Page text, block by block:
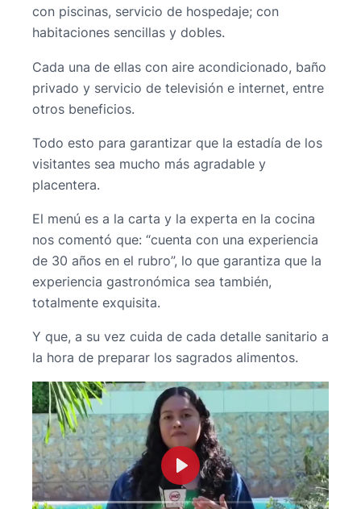
con piscinas, servicio de hospedaje; con
habitaciones sencillas y dobles.
Cada una de ellas con aire acondicionado, baño
privado y servicio de televisión e internet, entre
otros beneficios.
Todo esto para garantizar que la estadía de los
visitantes sea mucho más agradable y
placentera.
El menú es a la carta y la experta en la cocina
nos comentó que: “cuenta con una experiencia
de 30 años en el rubro”, lo que garantiza que la
experiencia gastronómica sea también,
totalmente exquisita.
Y que, a su vez cuida de cada detalle sanitario a
la hora de preparar los sagrados alimentos.